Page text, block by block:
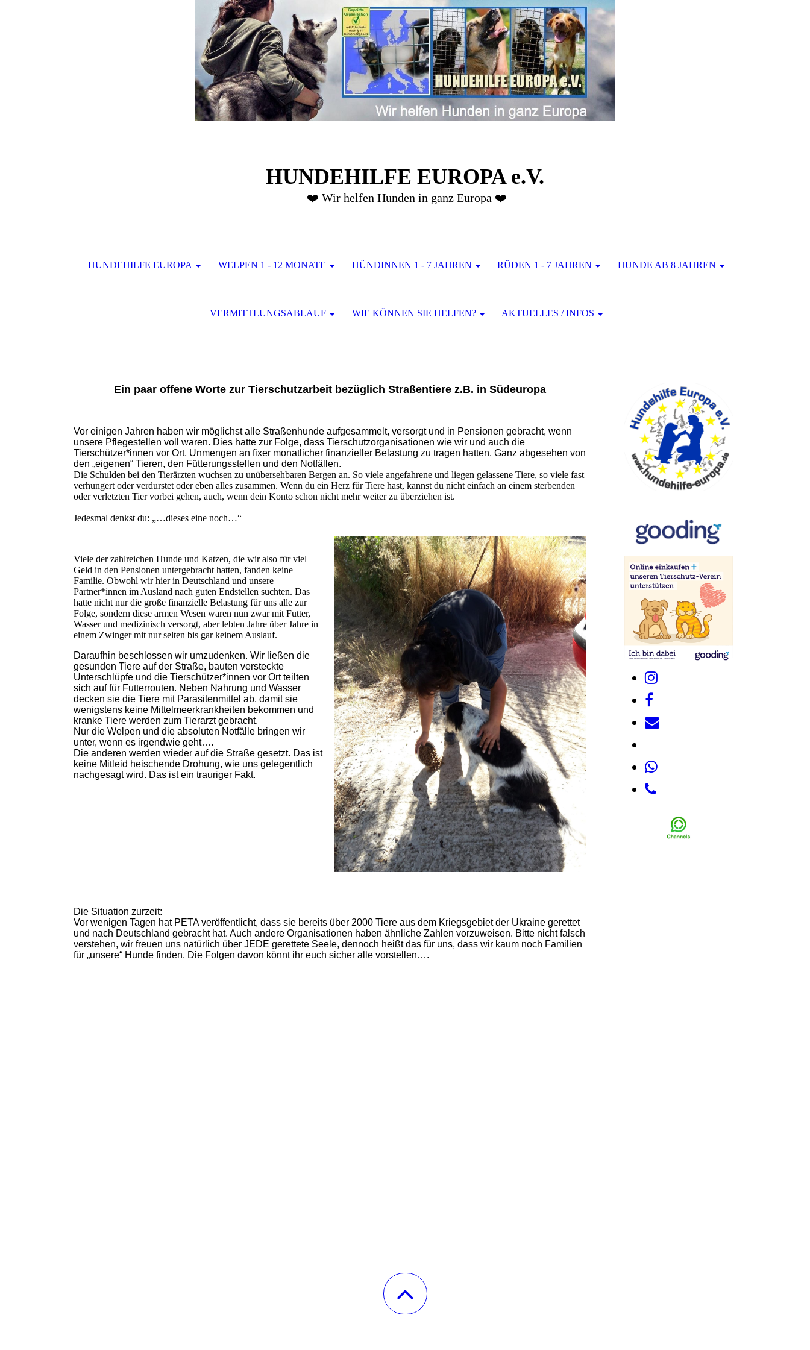
HUNDEHILFE EUROPA e.V.
❤️ Wir helfen Hunden in ganz Europa ❤️
HUNDEHILFE EUROPA WELPEN 1 - 12 MONATE HÜNDINNEN 1 - 7 JAHREN RÜDEN 1 - 7 JAHREN HUNDE AB 8 JAHREN
VERMITTLUNGSABLAUF WIE KÖNNEN SIE HELFEN? AKTUELLES / INFOS
Ein paar offene Worte zur Tierschutzarbeit bezüglich Straßentiere z.B. in Südeuropa
Vor einigen Jahren haben wir möglichst alle Straßenhunde aufgesammelt, versorgt und in Pensionen gebracht, wenn
unsere Pflegestellen voll waren. Dies hatte zur Folge, dass Tierschutzorganisationen wie wir und auch die
Tierschützer*innen vor Ort, Unmengen an fixer monatlicher finanzieller Belastung zu tragen hatten. Ganz abgesehen von
den „eigenen“ Tieren, den Fütterungsstellen und den Notfällen.
Die Schulden bei den Tierärzten wuchsen zu unübersehbaren Bergen an. So viele angefahrene und liegen gelassene Tiere, so viele fast
verhungert oder verdurstet oder eben alles zusammen. Wenn du ein Herz für Tiere hast, kannst du nicht einfach an einem sterbenden
oder verletzten Tier vorbei gehen, auch, wenn dein Konto schon nicht mehr weiter zu überziehen ist.
Jedesmal denkst du: „…dieses eine noch…“
Viele der zahlreichen Hunde und Katzen, die wir also für viel
Geld in den Pensionen untergebracht hatten, fanden keine
Familie. Obwohl wir hier in Deutschland und unsere
Partner*innen im Ausland nach guten Endstellen suchten. Das
hatte nicht nur die große finanzielle Belastung für uns alle zur
Folge, sondern diese armen Wesen waren nun zwar mit Futter,
Wasser und medizinisch versorgt, aber lebten Jahre über Jahre in
einem Zwinger mit nur selten bis gar keinem Auslauf.
Daraufhin beschlossen wir umzudenken. Wir ließen die
gesunden Tiere auf der Straße, bauten versteckte
Unterschlüpfe und die Tierschützer*innen vor Ort teilten
sich auf für Futterrouten. Neben Nahrung und Wasser
decken sie die Tiere mit Parasitenmittel ab, damit sie
wenigstens keine Mittelmeerkrankheiten bekommen und
kranke Tiere werden zum Tierarzt gebracht.
Nur die Welpen und die absoluten Notfälle bringen wir
unter, wenn es irgendwie geht….
Die anderen werden wieder auf die Straße gesetzt. Das ist
keine Mitleid heischende Drohung, wie uns gelegentlich
nachgesagt wird. Das ist ein trauriger Fakt.
Die Situation zurzeit:
Vor wenigen Tagen hat PETA veröffentlicht, dass sie bereits über 2000 Tiere aus dem Kriegsgebiet der Ukraine gerettet
und nach Deutschland gebracht hat. Auch andere Organisationen haben ähnliche Zahlen vorzuweisen. Bitte nicht falsch
verstehen, wir freuen uns natürlich über JEDE gerettete Seele, dennoch heißt das für uns, dass wir kaum noch Familien
für „unsere“ Hunde finden. Die Folgen davon könnt ihr euch sicher alle vorstellen….